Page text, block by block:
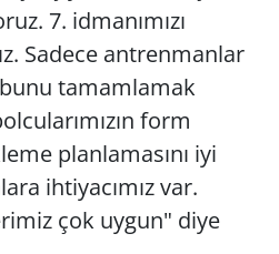
7. idmanımızı
Sadece antrenmanlar
tamamlamak
form
planlamasını iyi
ihtiyacımız var.
çok uygun" diye